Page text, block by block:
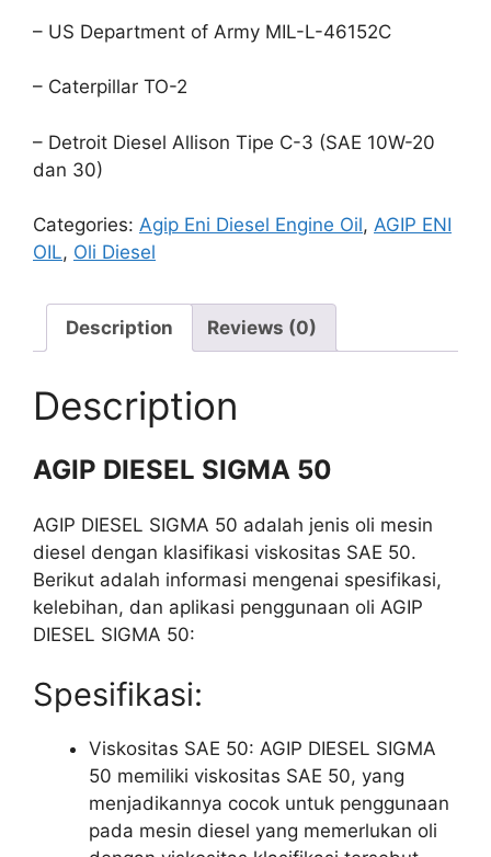
– US Department of Army MIL-L-46152C
– Caterpillar TO-2
– Detroit Diesel Allison Tipe C-3 (SAE 10W-20
dan 30)
Categories: Agip Eni Diesel Engine Oil, AGIP ENI
OIL, Oli Diesel
Description Reviews (0)
Description
AGIP DIESEL SIGMA 50
AGIP DIESEL SIGMA 50 adalah jenis oli mesin
diesel dengan klasifikasi viskositas SAE 50.
Berikut adalah informasi mengenai spesifikasi,
kelebihan, dan aplikasi penggunaan oli AGIP
DIESEL SIGMA 50:
Spesifikasi:
Viskositas SAE 50: AGIP DIESEL SIGMA
50 memiliki viskositas SAE 50, yang
menjadikannya cocok untuk penggunaan
pada mesin diesel yang memerlukan oli